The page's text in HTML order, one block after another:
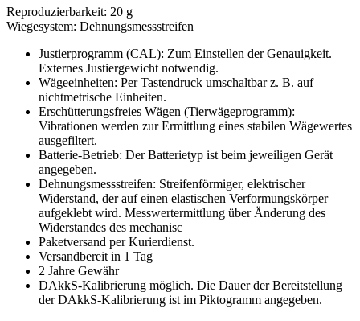
Reproduzierbarkeit: 20 g
Wiegesystem: Dehnungsmessstreifen
Justierprogramm (CAL): Zum Einstellen der Genauigkeit.
Externes Justiergewicht notwendig.
Wägeeinheiten: Per Tastendruck umschaltbar z. B. auf
nichtmetrische Einheiten.
Erschütterungsfreies Wägen (Tierwägeprogramm):
Vibrationen werden zur Ermittlung eines stabilen Wägewertes
ausgefiltert.
Batterie-Betrieb: Der Batterietyp ist beim jeweiligen Gerät
angegeben.
Dehnungsmessstreifen: Streifenförmiger, elektrischer
Widerstand, der auf einen elastischen Verformungskörper
aufgeklebt wird. Messwertermittlung über Änderung des
Widerstandes des mechanisc
Paketversand per Kurierdienst.
Versandbereit in 1 Tag
2 Jahre Gewähr
DAkkS-Kalibrierung möglich. Die Dauer der Bereitstellung
der DAkkS-Kalibrierung ist im Piktogramm angegeben.